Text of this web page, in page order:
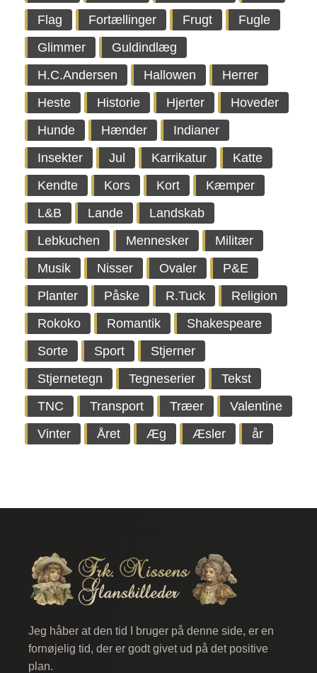
Flag
Fortællinger Frugt
Fugle
Glimmer
Guldindlæg
H.C.Andersen
Hallowen
Herrer
Heste
Historie Hjerter
Hoveder
Hunde
Hænder
Indianer
Insekter
Jul Karrikatur
Katte
Kendte
Kors Kort
Kæmper
L&B
Lande
Landskab
Lebkuchen
Mennesker
Militær
Musik
Nisser Ovaler
P&E
Planter
Påske R.Tuck
Religion
Rokoko
Romantik
Shakespeare
Sorte
Sport
Stjerner
Stjernetegn
Tegneserier
Tekst
TNC
Transport Træer
Valentine
Vinter
Året Æg Æsler år
Jeg håber at den tid I bruger på denne side, er en
fornøjelig tid, der er godt givet ud på det positive
plan.